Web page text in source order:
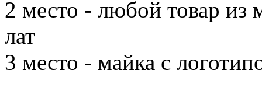
2 место - любой товар из
лат
3 место - майка с